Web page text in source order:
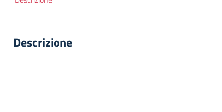
Descrizione